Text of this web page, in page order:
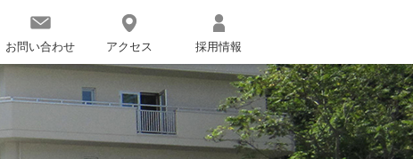
お問い合わせ アクセス 採用情報